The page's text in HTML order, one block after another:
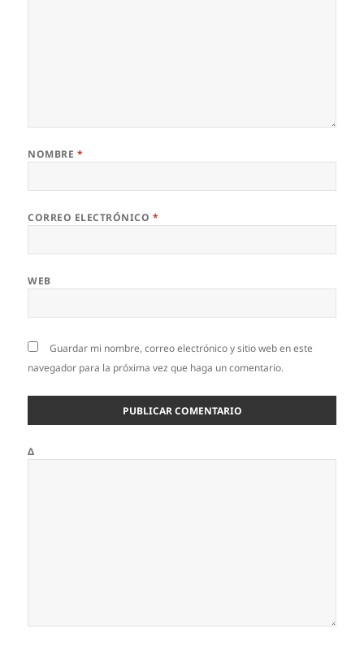
NOMBRE *
CORREO ELECTRÓNICO *
WEB
Guardar mi nombre, correo electrónico y sitio web en este
navegador para la próxima vez que haga un comentario.
Δ